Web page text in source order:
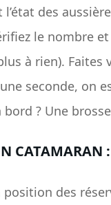
des
le nombre
à rien).
seconde, on
? Une
CATAMARAN
des